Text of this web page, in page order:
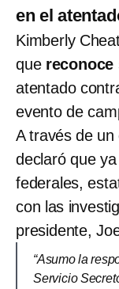
en el
Kimberly
quereconoce
atentado
evento de
A través de
declaró que
federales,
con las
presidente,
“Asumo la
Servicio